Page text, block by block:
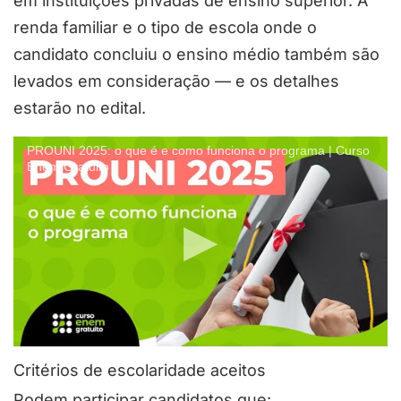
renda familiar e o tipo de escola onde o
candidato concluiu o ensino médio também são
levados em consideração — e os detalhes
estarão no edital.
PROUNI 2025: o que é e como funciona o programa | Curso
Enem Gratuito
Critérios de escolaridade aceitos